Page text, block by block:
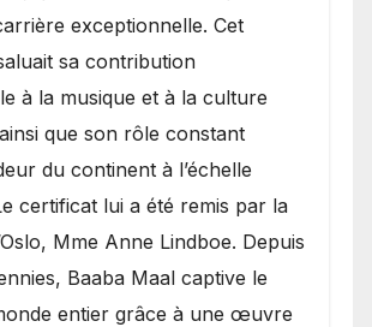
exceptionnelle. Cet
sa contribution
à la musique et à la culture
que son rôle constant
du continent à l’échelle
certificat lui a été remis par la
Mme Anne Lindboe. Depuis
Baaba Maal captive le
entier grâce à une œuvre